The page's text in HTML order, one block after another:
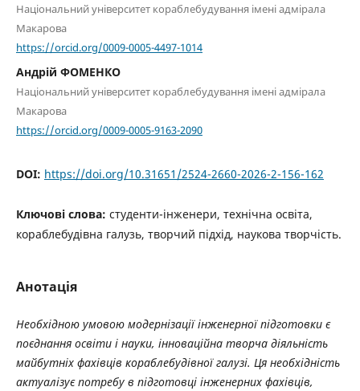
Національний університет кораблебудування імені адмірала
Макарова
https://orcid.org/0009-0005-4497-1014
Андрій ФОМЕНКО
Національний університет кораблебудування імені адмірала
Макарова
https://orcid.org/0009-0005-9163-2090
DOI: https://doi.org/10.31651/2524-2660-2026-2-156-162
Ключові слова: студенти-інженери, технічна освіта,
кораблебудівна галузь, творчий підхід, наукова творчість.
Анотація
Необхідною умовою модернізації інженерної підготовки є
поєднання освіти і науки, інноваційна творча діяльність
майбутніх фахівців кораблебудівної галузі. Ця необхідність
актуалізує потребу в підготовці інженерних фахівців,